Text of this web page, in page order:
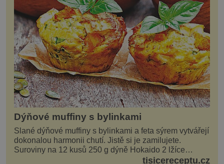
Dýňové muffiny s bylinkami
Slané dýňové muffiny s bylinkami a feta sýrem vytvářejí
dokonalou harmonii chutí. Jistě si je zamilujete.
Suroviny na 12 kusů 250 g dýně Hokaido 2 lžíce
olivového oleje sůl, pepř hrst nasekaných špen...
tisicereceptu.cz